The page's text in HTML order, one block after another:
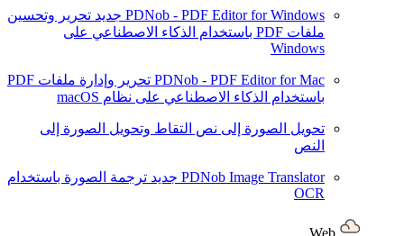
PDNob - PDF Editor for Windows جديد تحرير وتحسين
ملفات PDF باستخدام الذكاء الاصطناعي على
Windows
PDNob - PDF Editor for Mac
تحرير وإدارة ملفات PDF
باستخدام الذكاء الاصطناعي على نظام macOS
تحويل الصورة إلى نص التقاط وتحويل الصورة إلى
النص
PDNob Image Translator جديد ترجمة الصورة باستخدام
OCR